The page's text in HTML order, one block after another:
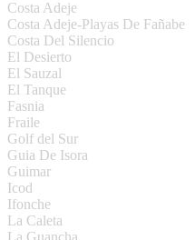
Costa Adeje
Costa Adeje-Playas De Fañabe
Costa Del Silencio
El Desierto
El Sauzal
El Tanque
Fasnia
Fraile
Golf del Sur
Guia De Isora
Guimar
Icod
Ifonche
La Caleta
La Guancha